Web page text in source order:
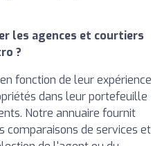
les agences et courtiers
?
fonction de leur expérience
dans leur portefeuille
Notre annuaire fournit
comparaisons de services et